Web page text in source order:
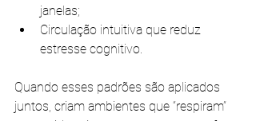
janelas;
Circulação intuitiva que reduz
estresse cognitivo.
Quando esses padrões são aplicados
juntos, criam ambientes que “respiram”